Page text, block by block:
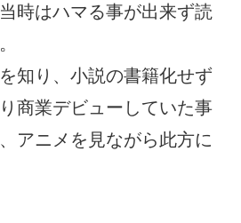
時はハマる事が出来ず読
知り、小説の書籍化せず
商業デビューしていた事
アニメを見ながら此方に